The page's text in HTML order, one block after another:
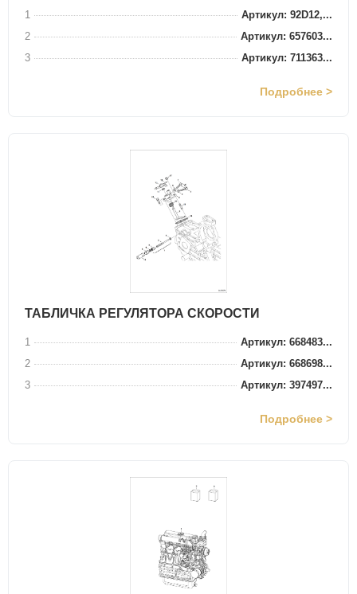
1
Артикул: 92D12,...
2
Артикул: 657603...
3
Артикул: 711363...
Подробнее >
ТАБЛИЧКА РЕГУЛЯТОРА СКОРОСТИ
1
Артикул: 668483...
2
Артикул: 668698...
3
Артикул: 397497...
Подробнее >